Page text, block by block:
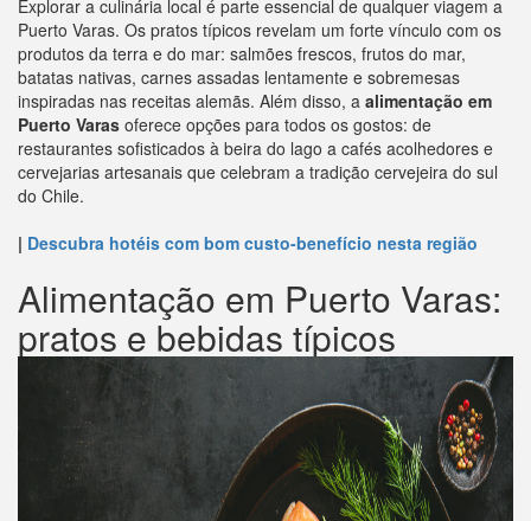
Explorar a culinária local é parte essencial de qualquer viagem a
Puerto Varas. Os pratos típicos revelam um forte vínculo com os
produtos da terra e do mar: salmões frescos, frutos do mar,
batatas nativas, carnes assadas lentamente e sobremesas
inspiradas nas receitas alemãs. Além disso, a alimentação em
Puerto Varas oferece opções para todos os gostos: de
restaurantes sofisticados à beira do lago a cafés acolhedores e
cervejarias artesanais que celebram a tradição cervejeira do sul
do Chile.
| Descubra hotéis com bom custo-benefício nesta região
Alimentação em Puerto Varas:
pratos e bebidas típicos